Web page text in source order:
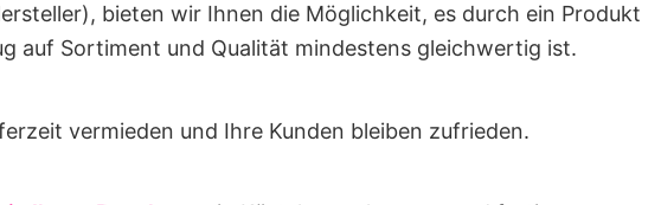
bieten wir Ihnen die Möglichkeit, es durch ein Produkt
auf Sortiment und Qualität mindestens gleichwertig ist.
vermieden und Ihre Kunden bleiben zufrieden.